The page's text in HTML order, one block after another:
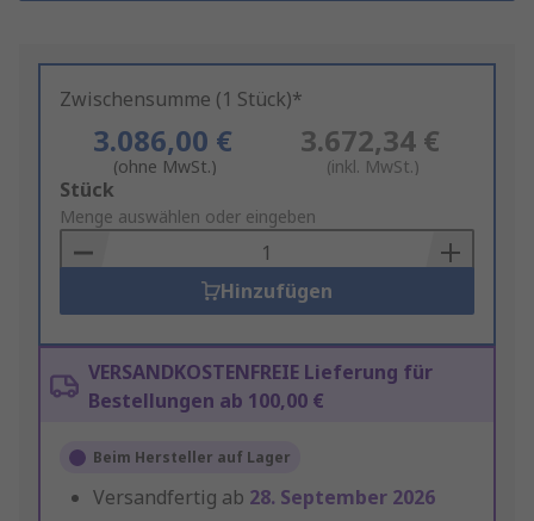
Zwischensumme (1 Stück)*
3.086,00 €
(ohne MwSt.)
3.672,34 €
(inkl. MwSt.)
Add
to
Basket
Stück
Menge auswählen oder eingeben
Hinzufügen
VERSANDKOSTENFREIE Lieferung für
Bestellungen ab 100,00 €
Beim Hersteller auf Lager
Versandfertig ab 28. September 2026